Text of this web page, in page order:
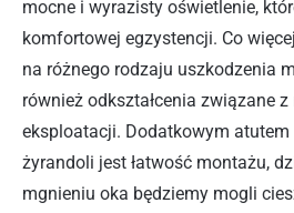
mocne i wyrazisty oświetlenie,
komfortowej egzystencji. Co
na różnego rodzaju uszkodzenia
również odkształcenia związane
eksploatacji. Dodatkowym
żyrandoli jest łatwość montażu,
mgnieniu oka będziemy mogli